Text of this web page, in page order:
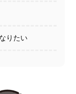
りたい